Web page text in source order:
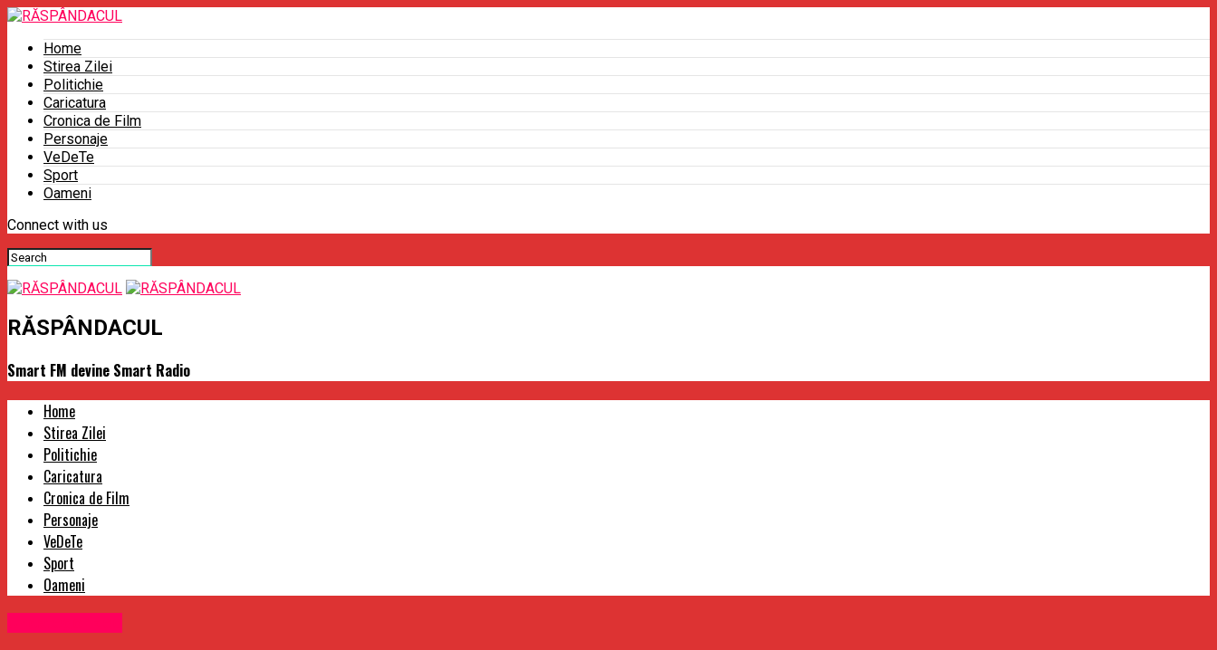
Home
Stirea Zilei
Politichie
Caricatura
Cronica de Film
Personaje
VeDeTe
Sport
Oameni
Connect with us
RĂSPÂNDACUL
Smart FM devine Smart Radio
Home
Stirea Zilei
Politichie
Caricatura
Cronica de Film
Personaje
VeDeTe
Sport
Oameni